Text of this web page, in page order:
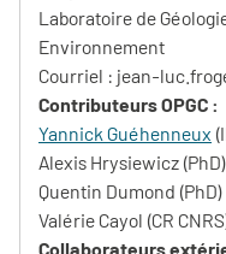
Laboratoire de
Environnement
Courriel : jean-
Contributeurs OPGC :
Yannick Guéhenneux
Alexis Hrysiewicz (PhD)
Quentin Dumond (PhD)
Valérie Cayol (CR
Collaborateurs